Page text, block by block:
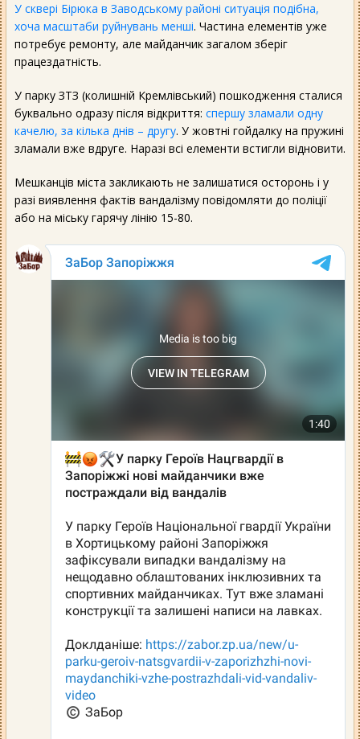
У сквері Бірюка в Заводському районі ситуація подібна,
хоча масштаби руйнувань менші. Частина елементів уже
потребує ремонту, але майданчик загалом зберіг
працездатність.
У парку ЗТЗ (колишній Кремлівський) пошкодження сталися
буквально одразу після відкриття: спершу зламали одну
качелю, за кілька днів – другу. У жовтні гойдалку на пружині
зламали вже вдруге. Наразі всі елементи встигли відновити.
Мешканців міста закликають не залишатися осторонь і у
разі виявлення фактів вандалізму повідомляти до поліції
або на міську гарячу лінію 15-80.